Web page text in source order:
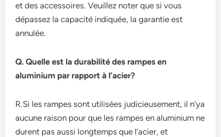
et des accessoires. Veuillez noter que si vous
dépassez la capacité indiquée, la garantie est
annulée.
Q. Quelle est la durabilité des rampes en
aluminium par rapport à l’acier?
R.Si les rampes sont utilisées judicieusement, il n’ya
aucune raison pour que les rampes en aluminium ne
durent pas aussi longtemps que l’acier, et